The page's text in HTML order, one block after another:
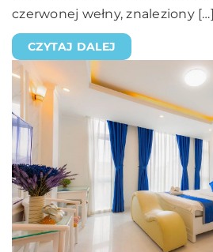
czerwonej wełny, znaleziony […]
CZYTAJ DALEJ